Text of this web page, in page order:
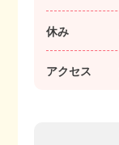
休み
アクセス